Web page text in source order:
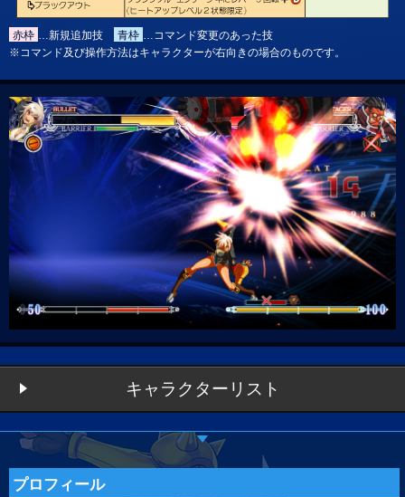
赤枠 …新規追加技 青枠 …コマンド変更のあった技
※コマンド及び操作方法はキャラクターが右向きの場合のものです。
キャラクターリスト
プロフィール